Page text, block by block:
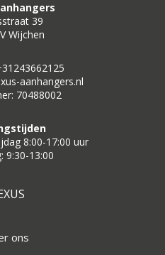
39
Wijchen
aanhangers.nl
70488002
8:00-17:00 uur
9:30-13:00
ons